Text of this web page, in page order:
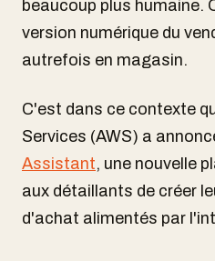
beaucoup plus humaine.
version numérique du
autrefois en magasin.
C'est dans ce contexte
Services (AWS) a
Assistant, une nouvelle
aux détaillants de créer
d'achat alimentés par